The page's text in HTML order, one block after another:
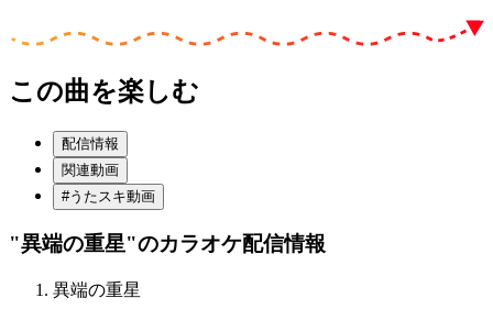
この曲を楽しむ
配信情報
関連動画
#うたスキ動画
"異端の重星"のカラオケ配信情報
異端の重星